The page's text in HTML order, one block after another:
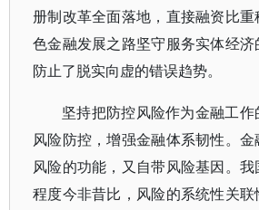
册制改革全面落地，直接融资比
色金融发展之路坚守服务实体经
防止了脱实向虚的错误趋势。
坚持把防控风险作为金融工
风险防控，增强金融体系韧性。
风险的功能，又自带风险基因。
程度今非昔比，风险的系统性关